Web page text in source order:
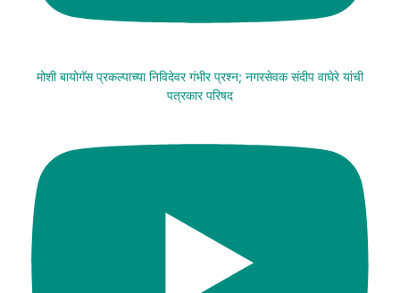
मोशी बायोगॅस प्रकल्पाच्या निविदेवर गंभीर प्रश्न; नगरसेवक संदीप वाघेरे यांची
पत्रकार परिषद